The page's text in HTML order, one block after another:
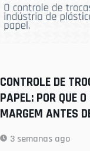
CONTROLE DE
PAPEL: POR QUE
MARGEM ANTES
3 semanas ago